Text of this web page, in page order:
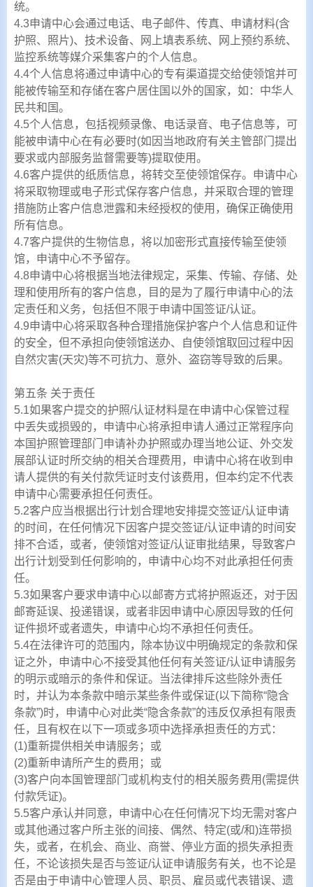
统。
4.3申请中心会通过电话、电子邮件、传真、申请材料(含
护照、照片)、技术设备、网上填表系统、网上预约系统、
监控系统等媒介采集客户的个人信息。
4.4个人信息将通过申请中心的专有渠道提交给使领馆并可
能被传输至和存储在客户居住国以外的国家，如：中华人
民共和国。
4.5个人信息，包括视频录像、电话录音、电子信息等，可
能被申请中心在有必要时(如因当地政府有关主管部门提出
要求或内部服务监督需要等)提取使用。
4.6客户提供的纸质信息，将转交至使领馆保存。申请中心
将采取物理或电子形式保存客户信息，并采取合理的管理
措施防止客户信息泄露和未经授权的使用，确保正确使用
所有信息。
4.7客户提供的生物信息，将以加密形式直接传输至使领
馆，申请中心不予留存。
4.8申请中心将根据当地法律规定，采集、传输、存储、处
理和使用所有的客户信息，目的是为了履行申请中心的法
定责任和义务，包括但不限于申请中国签证/认证。
4.9申请中心将采取各种合理措施保护客户个人信息和证件
的安全，但不承担向使领馆送办、自使领馆取回过程中因
自然灾害(天灾)等不可抗力、意外、盗窃等导致的后果。
第五条 关于责任
5.1如果客户提交的护照/认证材料是在申请中心保管过程
中丢失或损毁的，申请中心将承担申请人通过正常程序向
本国护照管理部门申请补办护照或办理当地公证、外交发
展部认证时所交纳的相关合理费用，申请中心将在收到申
请人提供的有关付款凭证时支付该费用，但本约定不代表
申请中心需要承担任何责任。
5.2客户应当根据出行计划合理地安排提交签证/认证申请
的时间，在任何情况下因客户提交签证/认证申请的时间安
排不合适，或者，使领馆对签证/认证审批结果，导致客户
出行计划受到任何影响的，申请中心均不对此承担任何责
任。
5.3如果客户要求申请中心以邮寄方式将护照返还，对于因
邮寄延误、投递错误，或者非因申请中心原因导致的任何
证件损坏或者遗失，申请中心均不承担任何责任。
5.4在法律许可的范围内，除本协议中明确规定的条款和保
证之外，申请中心不接受其他任何有关签证/认证申请服务
的明示或暗示的条件和保证。当法律排斥这些除外责任
时，并认为本条款中暗示某些条件或保证(以下简称“隐含
条款”)时，申请中心对此类“隐含条款”的违反仅承担有限责
任，且有权在以下一项或多项中选择承担责任的方式：
(1)重新提供相关申请服务；或
(2)重新申请所产生的费用；或
(3)客户向本国管理部门或机构支付的相关服务费用(需提供
付款凭证)。
5.5客户承认并同意，申请中心在任何情况下均无需对客户
或其他通过客户所主张的间接、偶然、特定(或/和)连带损
失，或者，在机会、商业、商誉、停业方面的损失承担责
任，不论该损失是否与签证/认证申请服务有关，也不论是
否是由于申请中心管理人员、职员、雇员或代表错误、遗